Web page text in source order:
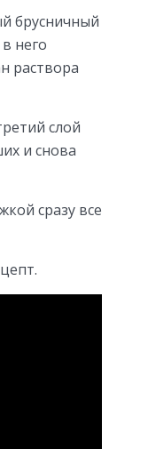
брусничный
него
раствора
слой
и снова
сразу все